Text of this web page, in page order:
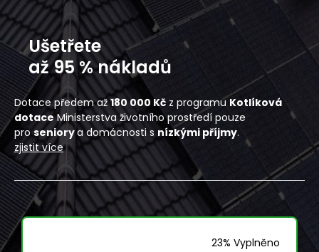
Ušetřete
až 95 % nákladů
Dotace předem až180 000 Kč z programu Kotlíková
dotaceMinisterstva životního prostředí pouze
proseniorya domácnosti s nízkými příjmy.
zjistit více
23% Vyplněno